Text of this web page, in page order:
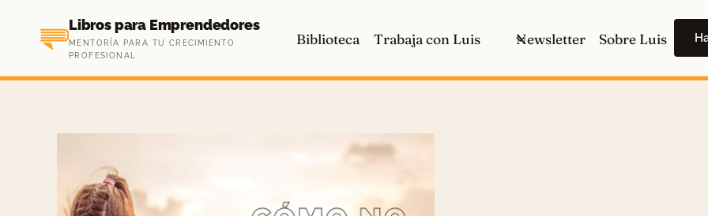
contenido
Libros para Emprendedores
MENTORÍA PARA TU CRECIMIENTO
PROFESIONAL
Biblioteca Trabaja con Luis Newsletter Sobre Luis